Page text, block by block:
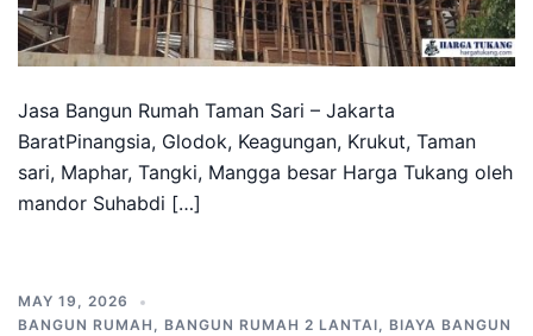
Jasa Bangun Rumah Taman Sari – Jakarta
BaratPinangsia, Glodok, Keagungan, Krukut, Taman
sari, Maphar, Tangki, Mangga besar Harga Tukang oleh
mandor Suhabdi […]
MAY 19, 2026
BANGUN RUMAH , BANGUN RUMAH 2 LANTAI, BIAYA BANGUN